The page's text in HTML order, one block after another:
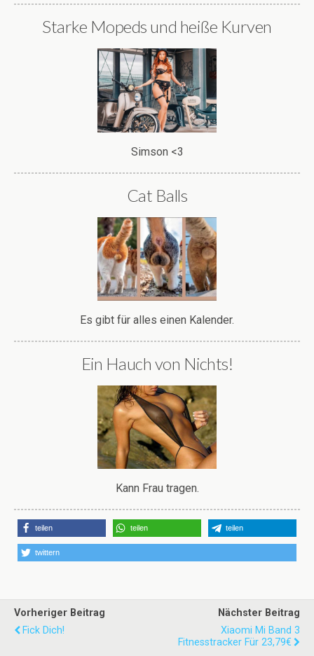
Warum sollte das auch nicht
funktionieren?
Wassersparen ganz einfach!
Starke Mopeds und heiße Kurven
Simson <3
Cat Balls
Es gibt für alles einen Kalender.
Ein Hauch von Nichts!